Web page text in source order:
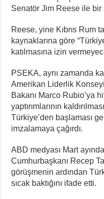
Senatör Jim Reese ile bir
Reese, yine Kıbrıs Rum
kaynaklarına göre
katılmasına izin
PSEKA, aynı zamanda
Amerikan Liderlik
Bakanı Marco Rubio’ya
yaptırımlarının
Türkiye’den başlaması
imzalamaya çağırdı.
ABD medyası Mart
Cumhurbaşkanı Recep
görüşmenin ardından
sıcak baktığını ifade etti.